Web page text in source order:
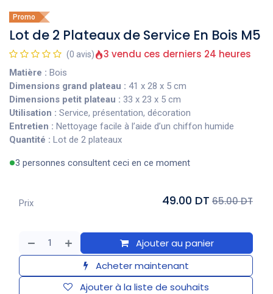
Promo
Lot de 2 Plateaux de Service En Bois M5
(0 avis) 3 vendu ces derniers 24 heures
Matière : Bois
Dimensions grand plateau : 41 x 28 x 5 cm
Dimensions petit plateau : 33 x 23 x 5 cm
Utilisation : Service, présentation, décoration
Entretien : Nettoyage facile à l’aide d’un chiffon humide
Quantité : Lot de 2 plateaux
3 personnes consultent ceci en ce moment
Ajouter au panier
Acheter maintenant
Ajouter à la liste de souhaits
Prix 49.00 DT 65.00 DT